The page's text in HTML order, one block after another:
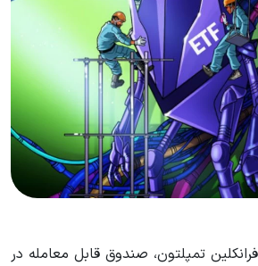
تمپلتون، صندوق قابل معامله در